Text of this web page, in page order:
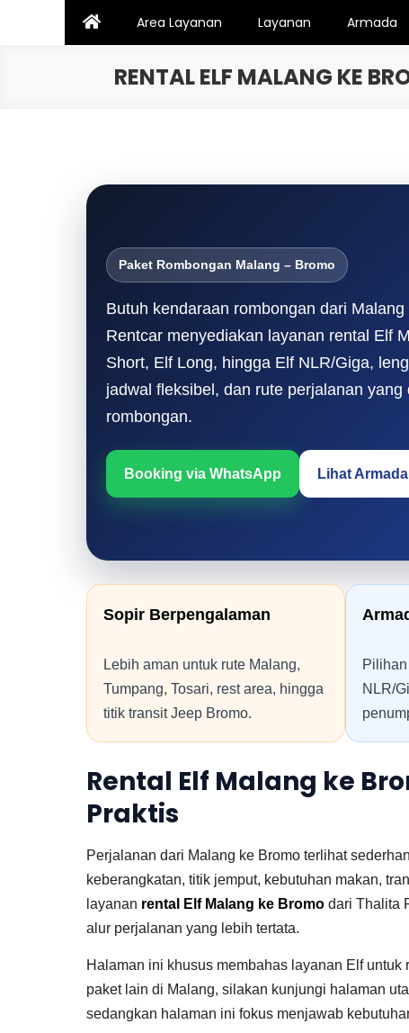
Area Layanan Layanan Armada
RENTAL ELF MALANG KE
Paket Rombongan Malang – Bromo
Butuh kendaraan rombongan dari
Rentcar menyediakan layanan rental Elf
Short, Elf Long, hingga Elf NLR/Giga,
jadwal fleksibel, dan rute perjalanan
rombongan.
Booking via WhatsApp Lihat
Sopir Berpengalaman
Lebih aman untuk rute Malang,
Tumpang, Tosari, rest area, hingga
titik transit Jeep Bromo.
NLR/
Rental Elf Malang ke
Praktis
Perjalanan dari Malang ke Bromo terlihat
keberangkatan, titik jemput, kebutuhan makan,
layanan rental Elf Malang ke Bromo dari Thalita
alur perjalanan yang lebih tertata.
Halaman ini khusus membahas layanan Elf
paket lain di Malang, silakan kunjungi halaman
sedangkan halaman ini fokus menjawab